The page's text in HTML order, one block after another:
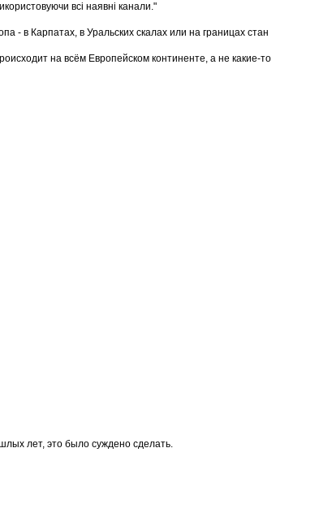
всі наявні канали."
- в Карпатах, в Уральских скалах или на границах стан
на всём Европейском континенте, а не какие-то
лет, это было суждено сделать.